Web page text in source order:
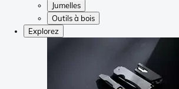
Jumelles
Outils à bois
Explorez